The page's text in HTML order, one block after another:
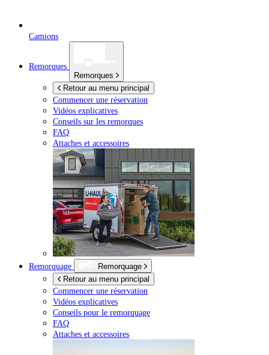
Camions
Remorques
Remorques
Retour au menu principal
Commencer une réservation
Vidéos explicatives
Conseils sur les remorques
FAQ
Attaches et accessoires
Remorquage
Remorquage
Retour au menu principal
Commencer une réservation
Vidéos explicatives
Conseils pour le remorquage
FAQ
Attaches et accessoires